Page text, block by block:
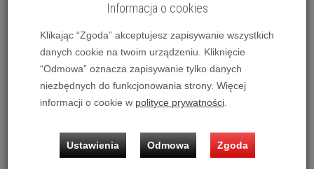
dodaj do koszyka
Przetwornik cyfrowo/analogowy Atoll DAC100 Signature
Informacja o cookies
Klikając “Zgoda” akceptujesz zapisywanie wszystkich
danych cookie na twoim urządzeniu. Kliknięcie
“Odmowa” oznacza zapisywanie tylko danych
niezbędnych do funkcjonowania strony. Więcej
informacji o cookie w polityce prywatności.
Ustawienia Odmowa Zgoda